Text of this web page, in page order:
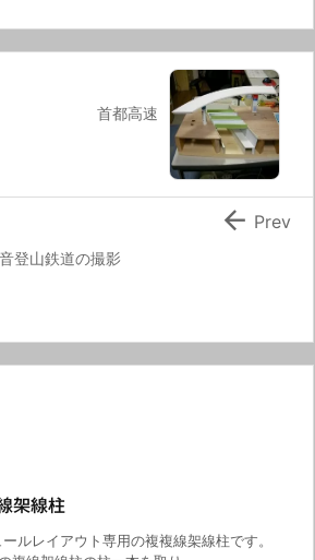
首都高速
登山鉄道の撮影
 Prev
架線柱
ルレイアウト専用の複複線架線柱です。